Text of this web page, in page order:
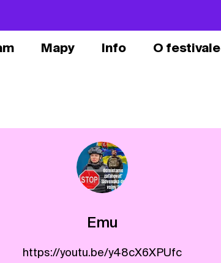
Mapy Info O festivale
Emu
https://youtu.be/y48cX6XPUfc